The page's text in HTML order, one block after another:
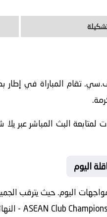
البث المباشر عبر
اليوم
اليوم. حيث يترقب